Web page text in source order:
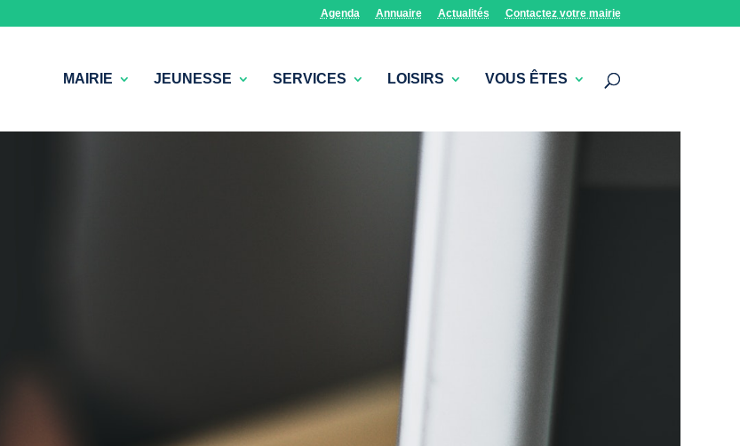
Agenda Annuaire Actualités Contactez votre mairie
MAIRIE JEUNESSE SERVICES LOISIRS VOUS ÊTES